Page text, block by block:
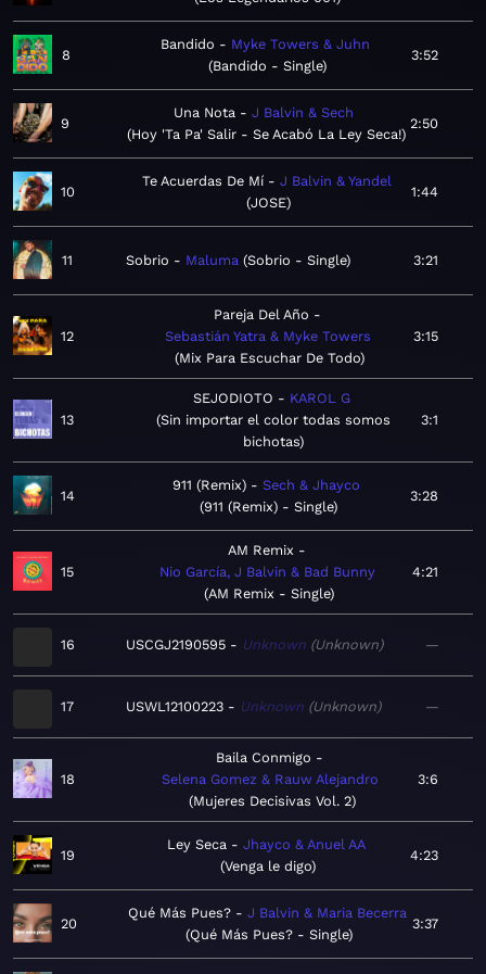
8
Bandido
Myke Towers & Juhn
Bandido - Single
3:52
9
Una Nota
J Balvin & Sech
Hoy 'Ta Pa' Salir - Se Acabó La Ley Seca!
2:50
10
Te Acuerdas De Mí
J Balvin & Yandel
JOSE
1:44
11 Sobrio Maluma Sobrio - Single 3:21
12
Pareja Del Año
Sebastián Yatra & Myke Towers
Mix Para Escuchar De Todo
3:15
13
SEJODIOTO
KAROL G
Sin importar el color todas somos
bichotas
3:1
14
911 (Remix)
Sech & Jhayco
911 (Remix) - Single
3:28
15
AM Remix
Nio García, J Balvin & Bad Bunny
AM Remix - Single
4:21
16 USCGJ2190595 Unknown Unknown —
17 USWL12100223 Unknown Unknown —
18
Baila Conmigo
Selena Gomez & Rauw Alejandro
Mujeres Decisivas Vol. 2
3:6
19
Ley Seca
Jhayco & Anuel AA
Venga le digo
4:23
20
Qué Más Pues?
J Balvin & Maria Becerra
Qué Más Pues? - Single
3:37